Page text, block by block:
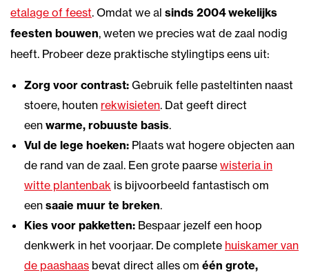
etalage of feest. Omdat we al sinds 2004 wekelijks
feesten bouwen, weten we precies wat de zaal nodig
heeft. Probeer deze praktische stylingtips eens uit:
Zorg voor contrast: Gebruik felle pasteltinten naast
stoere, houten rekwisieten. Dat geeft direct
een warme, robuuste basis.
Vul de lege hoeken: Plaats wat hogere objecten aan
de rand van de zaal. Een grote paarse wisteria in
witte plantenbak is bijvoorbeeld fantastisch om
een saaie muur te breken.
Kies voor pakketten: Bespaar jezelf een hoop
denkwerk in het voorjaar. De complete huiskamer van
de paashaas bevat direct alles om één grote,